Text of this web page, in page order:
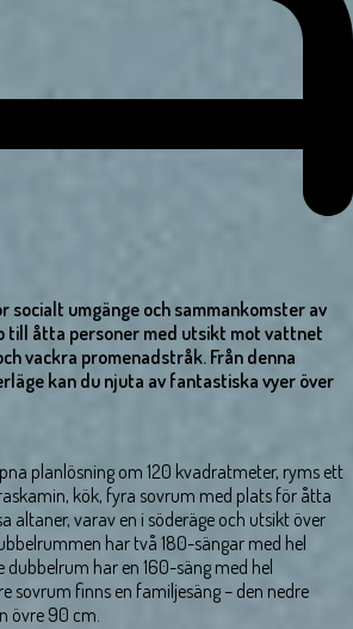
socialt umgänge och sammankomster av
till åtta personer med utsikt mot vattnet
vackra promenadstråk. Från denna
kan du njuta av fantastiska vyer över
planlösning om 120 kvadratmeter, ryms ett
kök, fyra sovrum med plats för åtta
altaner, varav en i söderäge och utsikt över
har två 180-sängar med hel
har en 160-säng med hel
sovrum finns en familjesäng – den nedre
övre 90 cm.